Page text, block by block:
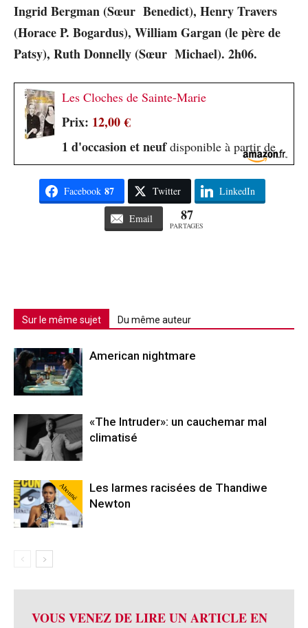
Ingrid Bergman (Sœur Benedict), Henry Travers
(Horace P. Bogardus), William Gargan (le père de
Patsy), Ruth Donnelly (Sœur Michael). 2h06.
Les Cloches de Sainte-Marie
Prix: 12,00 €
1 d'occasion et neufdisponible à partir de
Facebook 87 Twitter LinkedIn
Email 87
PARTAGES
Sur le même sujet Du même auteur
American nightmare
«The Intruder»: un cauchemar mal
climatisé
Abonné
Les larmes racisées de Thandiwe
Newton
VOUS VENEZ DE LIRE UN ARTICLE EN